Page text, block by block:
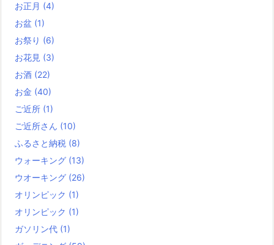
お正月 (4)
お盆 (1)
お祭り (6)
お花見 (3)
お酒 (22)
お金 (40)
ご近所 (1)
ご近所さん (10)
ふるさと納税 (8)
ウォーキング (13)
ウオーキング (26)
オリンピック (1)
オリンピック (1)
ガソリン代 (1)